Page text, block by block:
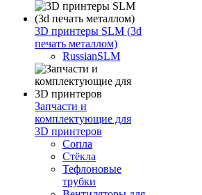
3D принтеры SLM (3d
печать металлом)
RussianSLM
Запчасти и
комплектующие для
3D принтеров
Сопла
Cтёкла
Тефлоновые
трубки